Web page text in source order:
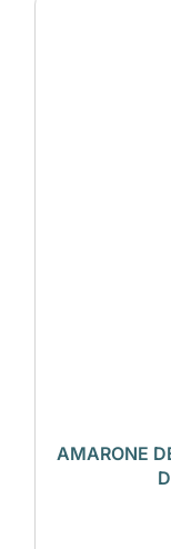
AMARONE